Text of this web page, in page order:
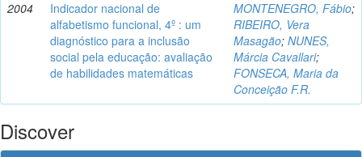
2004
Indicador nacional de
alfabetismo funcional, 4º : um
diagnóstico para a inclusão
social pela educação: avaliação
de habilidades matemáticas
MONTENEGRO, Fábio;
RIBEIRO, Vera
Masagão; NUNES,
Márcia Cavallari;
FONSECA, Maria da
Conceição F.R.
Discover